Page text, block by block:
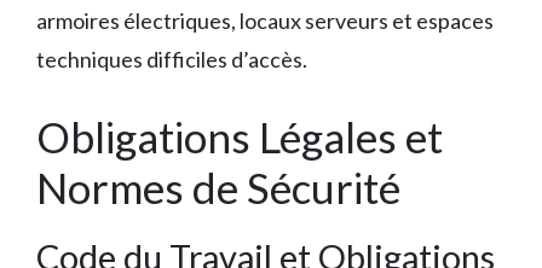
armoires électriques, locaux serveurs et espaces
techniques difficiles d’accès.
Obligations Légales et
Normes de Sécurité
Code du Travail et Obligations